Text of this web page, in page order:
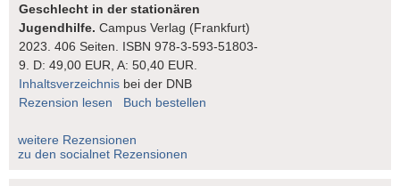
Geschlecht in der stationären
Jugendhilfe.Campus Verlag (Frankfurt)
2023. 406 Seiten. ISBN 978-3-593-51803-
9. D: 49,00 EUR, A: 50,40 EUR.
Inhaltsverzeichnis bei der DNB
Rezension lesen
Buch bestellen
weitere Rezensionen
zu den socialnet Rezensionen